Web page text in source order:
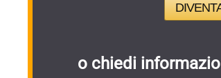
o chiedi